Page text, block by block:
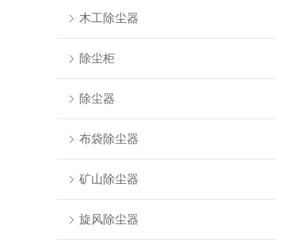
木工除尘器
除尘柜
除尘器
布袋除尘器
矿山除尘器
旋风除尘器